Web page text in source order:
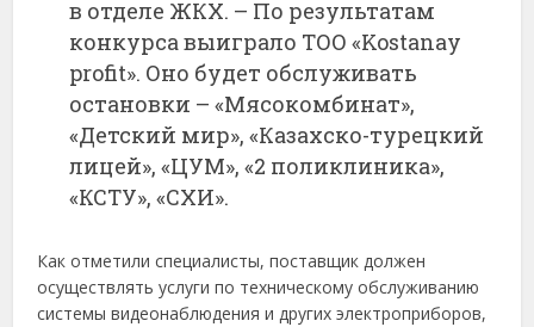
в отделе ЖКХ. – По результатам
конкурса выиграло ТОО «Kostanay
profit». Оно будет обслуживать
остановки – «Мясокомбинат»,
«Детский мир», «Казахско-турецкий
лицей», «ЦУМ», «2 поликлиника»,
«КСТУ», «СХИ».
Как отметили специалисты, поставщик должен
осуществлять услуги по техническому обслуживанию
системы видеонаблюдения и других электроприборов,